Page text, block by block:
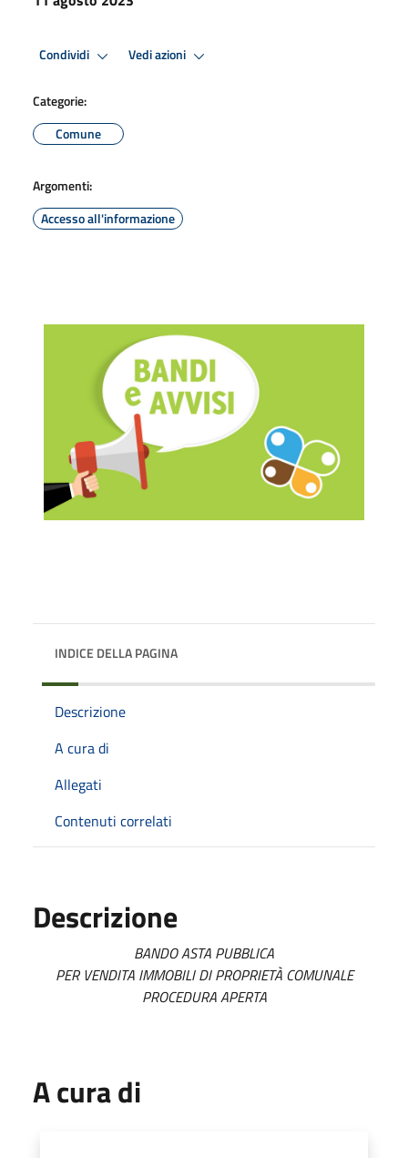
Condividi Vedi azioni
Categorie:
Comune
Argomenti:
Accesso all'informazione
INDICE DELLA PAGINA
Descrizione
A cura di
Allegati
Contenuti correlati
Descrizione
BANDO ASTA PUBBLICA
PER VENDITA IMMOBILI DI PROPRIETÀ COMUNALE
PROCEDURA APERTA
A cura di